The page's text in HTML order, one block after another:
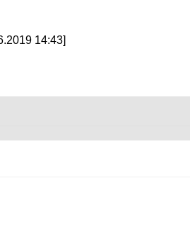
14:43]